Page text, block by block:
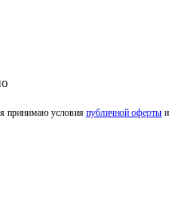
принимаю условия публичной оферты и